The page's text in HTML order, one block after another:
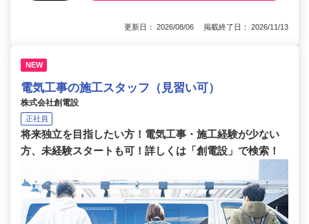
更新日： 2026/08/06 掲載終了日： 2026/11/13
NEW
電気工事の施工スタッフ（見習い可）
株式会社創電設
正社員
将来独立を目指したい方！電気工事・施工経験が少ない
方、未経験スタートも可！詳しくは「創電設」で検索！